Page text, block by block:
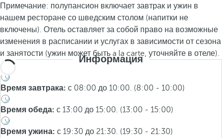
Примечание: полупансион включает завтрак и ужин в
нашем ресторане со шведским столом (напитки не
включены). Отель оставляет за собой право на возможные
изменения в расписании и услугах в зависимости от сезона
и занятости (ужин может быть a la carte, уточняйте в отеле).
Информация
Время завтрака: с 08:00 до 10:00. (8:00 - 10:00)
Время обеда: с 13:00 до 15:00. (13:00 - 15:00)
Время ужина: с 19:30 до 21:30. (19:30 - 21:30)